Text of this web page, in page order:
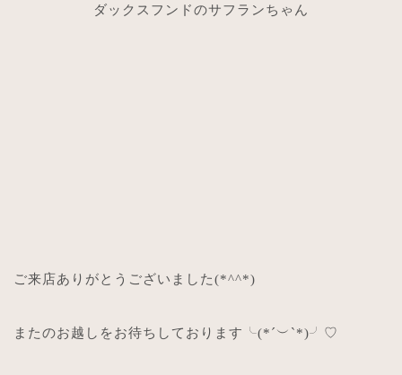
ダックスフンドのサフランちゃん
ご来店ありがとうございました(*^^*)
またのお越しをお待ちしております╰(*´︶ `*)╯ ♡